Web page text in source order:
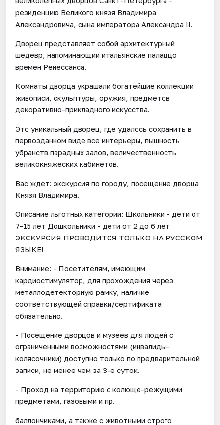
резиденцию Великого князя Владимира
Александровича, сына императора Александра II.
Дворец представляет собой архитектурный
шедевр, напоминающий итальянские палаццо
времен Ренессанса.
Комнаты дворца украшали богатейшие коллекции
живописи, скульптуры, оружия, предметов
декоративно-прикладного искусства.
Это уникальный дворец, где удалось сохранить в
первозданном виде все интерьеры, пышность
убранств парадных залов, величественность
великокняжеских кабинетов.
Вас ждет: экскурсия по городу, посещение дворца
Князя Владимира.
Описание льготных категорий: Школьники - дети от
7-15 лет Дошкольники - дети от 2 до 6 лет
ЭКСКУРСИЯ ПРОВОДИТСЯ ТОЛЬКО НА РУССКОМ
ЯЗЫКЕ!
Внимание: - Посетителям, имеющим
кардиостимулятор, для прохождения через
металлодетекторную рамку, наличие
соответствующей справки/сертификата
обязательно.
- Посещение дворцов и музеев для людей с
ограниченными возможностями (инвалиды-
колясочники) доступно только по предварительной
записи, не менее чем за 3-е суток.
- Проход на территорию с колюще-режущими
предметами, газовыми и пр.
баллончиками, а также с животными строго